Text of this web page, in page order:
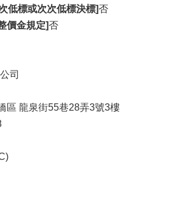
低標或次次低標決標]否
價金規定]否
司
區 龍泉街55巷28弄3號3樓